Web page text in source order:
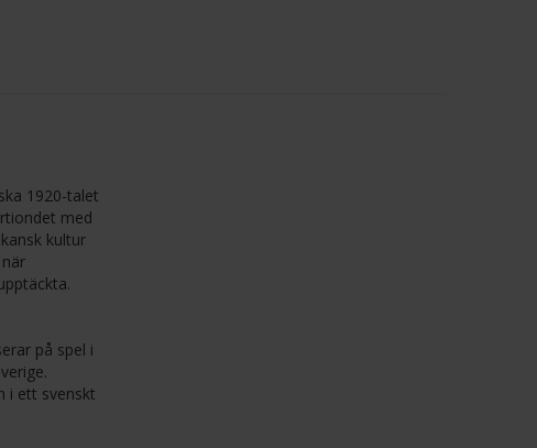
1920-talet
med
kultur
på spel i
i ett svenskt